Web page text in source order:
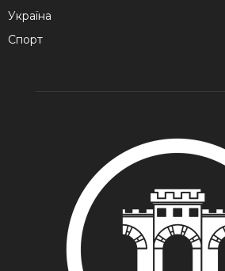
Україна
Спорт